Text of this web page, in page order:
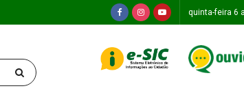
quinta-feira 6